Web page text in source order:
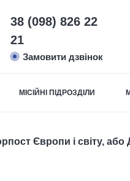
38 (098) 826 22
21
Замовити дзвінок
МІСІЙНІ ПІДРОЗДІЛИ
Європи і світу, або